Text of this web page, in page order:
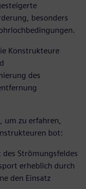
besonders
Konstrukteure
des
, um zu erfahren,
bot:
Strömungsfeldes
erheblich durch
den Einsatz